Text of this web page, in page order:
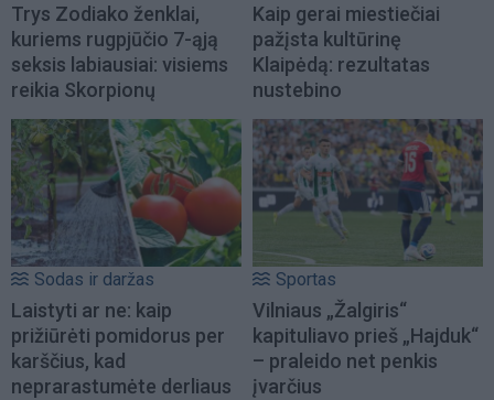
Trys Zodiako ženklai,
kuriems rugpjūčio 7-ąją
seksis labiausiai: visiems
reikia Skorpionų
Kaip gerai miestiečiai
pažįsta kultūrinę
Klaipėdą: rezultatas
nustebino
Sodas ir daržas
Laistyti ar ne: kaip
prižiūrėti pomidorus per
karščius, kad
neprarastumėte derliaus
Sportas
Vilniaus „Žalgiris“
kapituliavo prieš „Hajduk“
– praleido net penkis
įvarčius